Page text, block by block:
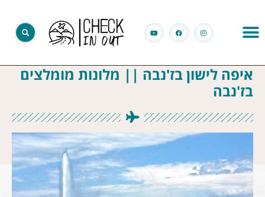
איפה לישון בז'נבה || מלונות מומלצים
בז'נבה